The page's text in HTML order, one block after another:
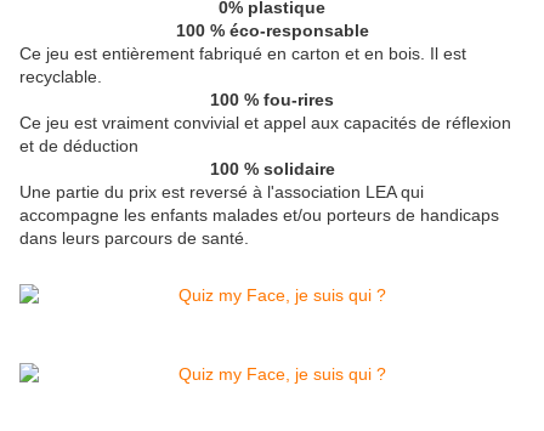
0% plastique
100 % éco-responsable
Ce jeu est entièrement fabriqué en carton et en bois. Il est
recyclable.
100 % fou-rires
Ce jeu est vraiment convivial et appel aux capacités de réflexion
et de déduction
100 % solidaire
Une partie du prix est reversé à l'association LEA qui
accompagne les enfants malades et/ou porteurs de handicaps
dans leurs parcours de santé.